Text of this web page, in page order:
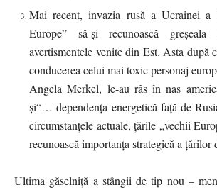
Mai recent, invazia rusă a Ucrainei a
Europe” să-și recunoască
avertismentele venite din Est. Asta după
conducerea celui mai toxic personaj
Angela Merkel, le-au râs în nas
și“… dependența energetică față de
circumstanțele actuale, țările „vechii
recunoască importanța strategică a țărilor
Ultima găselniță a stângii de tip nou –